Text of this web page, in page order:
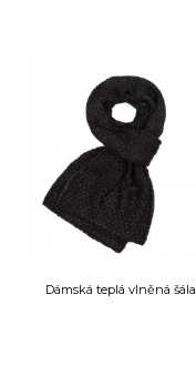
Dámská teplá vlněná šála...